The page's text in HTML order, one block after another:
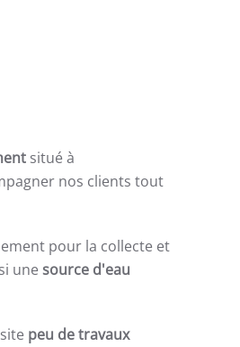
situé à
nos clients tout
pour la collecte et
une source d'eau
peu de travaux